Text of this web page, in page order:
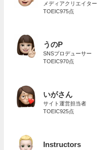
メディアクリエイター
TOEIC975点
うのP
SNSプロデューサー
TOEIC970点
いがさん
サイト運営担当者
TOEIC925点
Instructors